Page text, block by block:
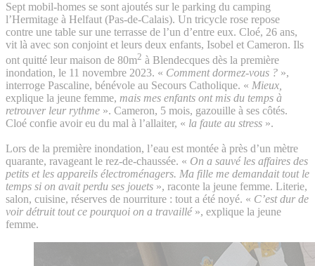
Sept mobil-homes se sont ajoutés sur le parking du camping
l’Hermitage à Helfaut (Pas-de-Calais). Un tricycle rose repose
contre une table sur une terrasse de l’un d’entre eux. Cloé, 26 ans,
vit là avec son conjoint et leurs deux enfants, Isobel et Cameron. Ils
ont quitté leur maison de 80m2 à Blendecques dès la première
inondation, le 11 novembre 2023. « Comment dormez-vous ? »,
interroge Pascaline, bénévole au Secours Catholique. « Mieux,
explique la jeune femme, mais mes enfants ont mis du temps à
retrouver leur rythme ». Cameron, 5 mois, gazouille à ses côtés.
Cloé confie avoir eu du mal à l’allaiter, « la faute au stress ».
Lors de la première inondation, l’eau est montée à près d’un mètre
quarante, ravageant le rez-de-chaussée. « On a sauvé les affaires des
petits et les appareils électroménagers. Ma fille me demandait tout le
temps si on avait perdu ses jouets », raconte la jeune femme. Literie,
salon, cuisine, réserves de nourriture : tout a été noyé. « C’est dur de
voir détruit tout ce pourquoi on a travaillé», explique la jeune
femme.